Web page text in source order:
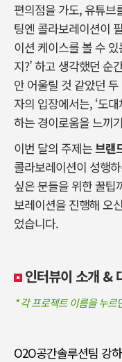
편의점을 가도,유튜브
팅엔 콜라보레이션이
이션 케이스를 볼 수
지?’하고 생각했던 순
안 어울릴 것 같았던
자의 입장에서는, ‘도대
하는 경이로움을 느끼
이번 달의 주제는브랜
콜라보레이션이 성행
싶은 분들을 위한 꿀팁
보레이션을 진행해 오
었습니다.
인터뷰이 소개 &
* 각 프로젝트 이름을 누르
O2O공간솔루션팀 강